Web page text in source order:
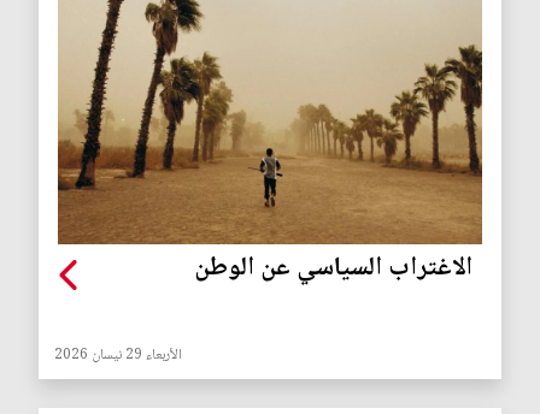
الاغتراب السياسي عن الوطن
الأربعاء 29 نيسان 2026